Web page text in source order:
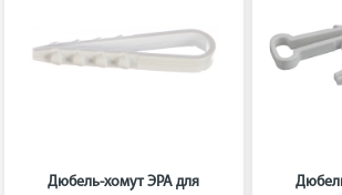
Дюбель-хомут ЭРА для